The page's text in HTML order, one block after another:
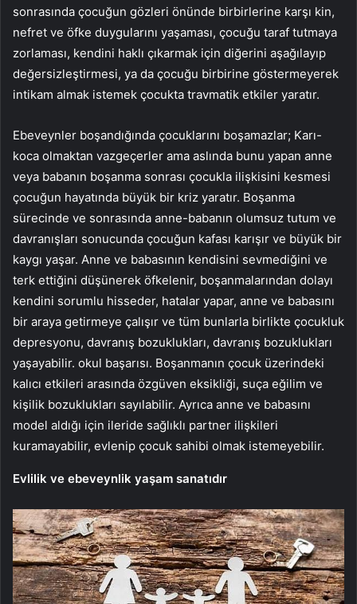
sonrasında çocuğun gözleri önünde birbirlerine karşı kin,
nefret ve öfke duygularını yaşaması, çocuğu taraf tutmaya
zorlaması, kendini haklı çıkarmak için diğerini aşağılayıp
değersizleştirmesi, ya da çocuğu birbirine göstermeyerek
intikam almak istemek çocukta travmatik etkiler yaratır.
Ebeveynler boşandığında çocuklarını boşamazlar; Karı-
koca olmaktan vazgeçerler ama aslında bunu yapan anne
veya babanın boşanma sonrası çocukla ilişkisini kesmesi
çocuğun hayatında büyük bir kriz yaratır. Boşanma
sürecinde ve sonrasında anne-babanın olumsuz tutum ve
davranışları sonucunda çocuğun kafası karışır ve büyük bir
kaygı yaşar. Anne ve babasının kendisini sevmediğini ve
terk ettiğini düşünerek öfkelenir, boşanmalarından dolayı
kendini sorumlu hisseder, hatalar yapar, anne ve babasını
bir araya getirmeye çalışır ve tüm bunlarla birlikte çocukluk
depresyonu, davranış bozuklukları, davranış bozuklukları
yaşayabilir. okul başarısı. Boşanmanın çocuk üzerindeki
kalıcı etkileri arasında özgüven eksikliği, suça eğilim ve
kişilik bozuklukları sayılabilir. Ayrıca anne ve babasını
model aldığı için ileride sağlıklı partner ilişkileri
kuramayabilir, evlenip çocuk sahibi olmak istemeyebilir.
Evlilik ve ebeveynlik yaşam sanatıdır